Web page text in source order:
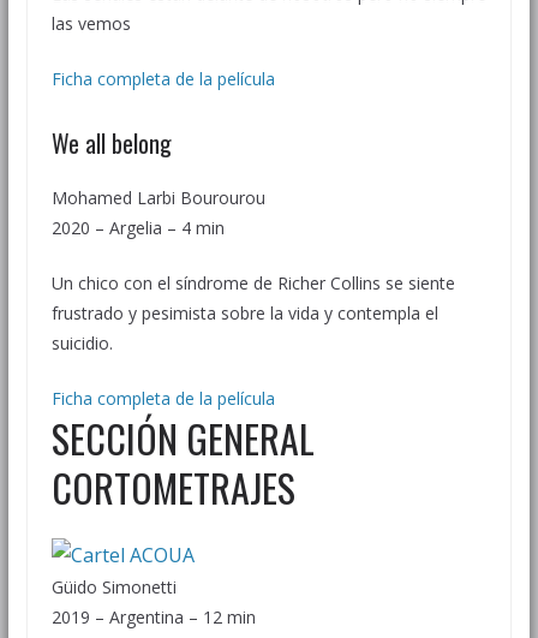
las vemos
Ficha completa de la película
We all belong
Mohamed Larbi Bourourou
2020 – Argelia – 4 min
Un chico con el síndrome de Richer Collins se siente
frustrado y pesimista sobre la vida y contempla el
suicidio.
Ficha completa de la película
SECCIÓN GENERAL
CORTOMETRAJES
Güido Simonetti
2019 – Argentina – 12 min